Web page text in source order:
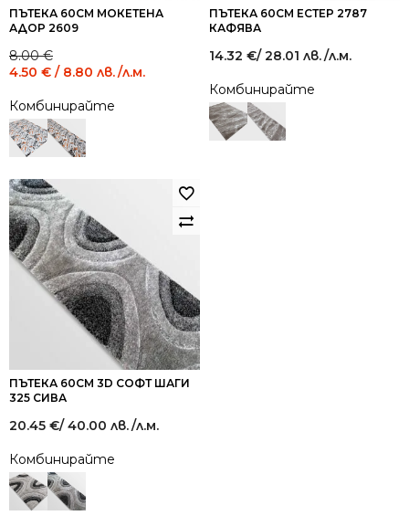
ПЪТЕКА 60СМ МОКЕТЕНА
АДОР 2609
8.00€
Original
price
8.00 €
/
15.65
лв..
4.50 € / 8.80 лв.
Current
price
4.50 €
/
8.80
лв..
/л.м.
Комбинирайте
ПЪТЕКА 60СМ ЕСТЕР 2787
КАФЯВА
14.32 €/ 28.01 лв./л.м.
Комбинирайте
ПЪТЕКА 60СМ 3D СОФТ ШАГИ
325 СИВА
20.45 €/ 40.00 лв./л.м.
Комбинирайте